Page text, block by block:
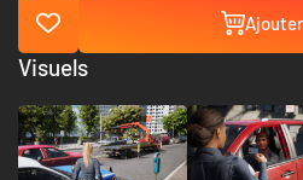
Visuels